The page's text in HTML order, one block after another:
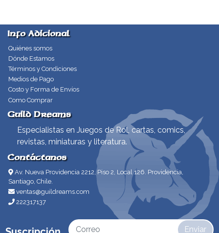
Info Adicional
Quiénes somos
Dónde Estamos
Términos y Condiciones
Medios de Pago
Costo y Forma de Envíos
Como Comprar
Guild Dreams
Especialistas en Juegos de Rol, cartas, comics,
revistas, miniaturas y literatura.
Contáctanos
Av. Nueva Providencia 2212, Piso 2, Local 126. Providencia,
Santiago, Chile.
ventas@guildreams.com
222317137
Enviar